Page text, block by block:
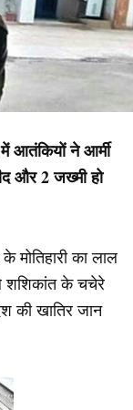
आतंकियों ने आर्मी
और 2 जख्मी हो
मोतिहारी का लाल
शशिकांत के चचेरे
की खातिर जान